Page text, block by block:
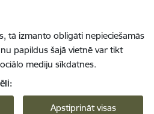
tā izmanto obligāti nepieciešamās
papildus šajā vietnē var tikt
mediju sīkdatnes.
Apstiprināt visas